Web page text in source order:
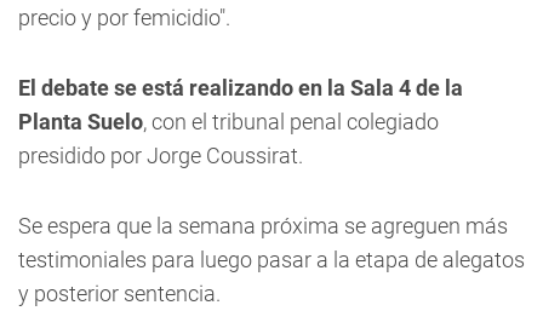
precio y por femicidio".
El debate se está realizando en la Sala 4 de la
Planta Suelo, con el tribunal penal colegiado
presidido por Jorge Coussirat.
Se espera que la semana próxima se agreguen más
testimoniales para luego pasar a la etapa de alegatos
y posterior sentencia.